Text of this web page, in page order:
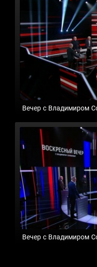
Вечер с Владимиром
Вечер с Владимиром